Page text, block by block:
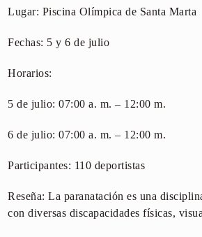
Lugar: Piscina Olímpica de Santa Marta
Fechas: 5 y 6 de julio
Horarios:
5 de julio: 07:00 a. m. – 12:00 m.
6 de julio: 07:00 a. m. – 12:00 m.
Participantes: 110 deportistas
Reseña: La paranatación es una
con diversas discapacidades físicas,